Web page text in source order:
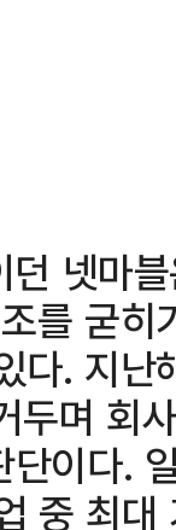
넷마
를 굳
다. 지
두며 회
이다.
중 최